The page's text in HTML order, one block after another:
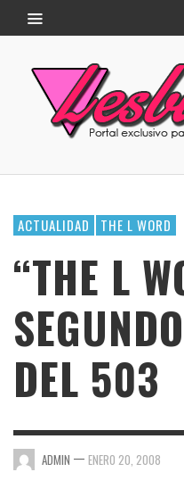
ACTUALIDAD THE L WORD
“THE L
DEL 503
ADMIN — ENERO 20, 2008